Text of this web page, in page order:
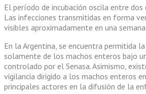
El período de incubación oscila entre dos
Las infecciones transmitidas en forma
visibles aproximadamente en una semana.
En la Argentina, se encuentra permitida
solamente de los machos enteros bajo
controlado por el Senasa. Asimismo,
vigilancia dirigido a los machos enteros
principales actores en la difusión de la